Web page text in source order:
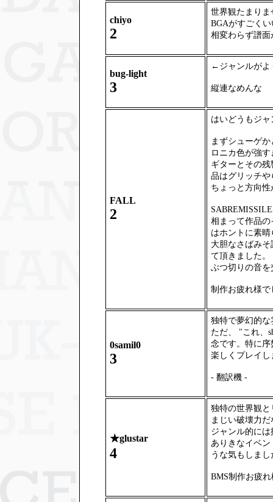
chiyo
2
世界観たまり
BGAがすごく
相変わらず譜
bug-light
3
←ジャンルがよ
縦連なめんな
FALL
2
はいどうもジ
まずシューゲ
ロニカ色が強
ギターとその
品はグリッチ
ちょっと方向
相まって作品
はホントに素
大胆なさばみ
て頂きました。
ぶつ切りの音
制作お疲れ様で
0samil0
3
独特で夢幻的
ただ、 "これ、
念です。特に序
楽しくプレイし
- 翻訳機 -
★glustar
4
独特の世界観
まじい破壊力
ジャンル的に
ありきなイベ
うな気もしまし
BMS制作お疲